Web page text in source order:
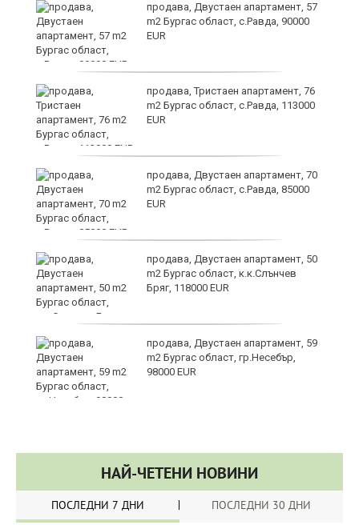
продава, Двустаен апартамент, 57
m2 Бургас област, с.Равда, 90000
EUR
продава, Тристаен апартамент, 76
m2 Бургас област, с.Равда, 113000
EUR
продава, Двустаен апартамент, 70
m2 Бургас област, с.Равда, 85000
EUR
продава, Двустаен апартамент, 50
m2 Бургас област, к.к.Слънчев
Бряг, 118000 EUR
продава, Двустаен апартамент, 59
m2 Бургас област, гр.Несебър,
98000 EUR
НАЙ-ЧЕТЕНИ НОВИНИ
ПОСЛЕДНИ 7 ДНИ ПОСЛЕДНИ 30 ДНИ